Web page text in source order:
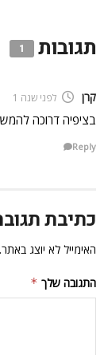
תגובות 1
קרן לפני שנה 1
בציפיה דרוכה
Reply
כתיבת
האימייל לא יוצג באתר.
התגובה שלך *